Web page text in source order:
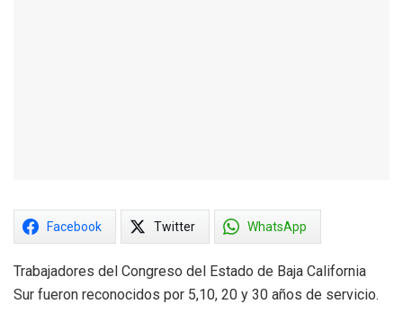
Facebook Twitter WhatsApp
Trabajadores del Congreso del Estado de Baja California
Sur fueron reconocidos por 5,10, 20 y 30 años de servicio.